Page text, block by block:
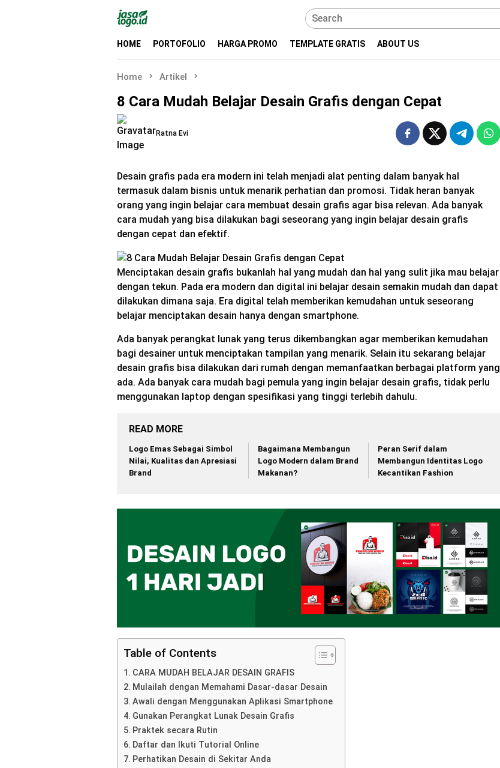
HOME PORTOFOLIO HARGA PROMO TEMPLATE GRATIS ABOUT US
Home Artikel
8 Cara Mudah Belajar Desain Grafis dengan Cepat
Ratna Evi
Desain grafis pada era modern ini telah menjadi alat penting dalam banyak hal
termasuk dalam bisnis untuk menarik perhatian dan promosi. Tidak heran banyak
orang yang ingin belajar cara membuat desain grafis agar bisa relevan. Ada banyak
cara mudah yang bisa dilakukan bagi seseorang yang ingin belajar desain grafis
dengan cepat dan efektif.
Menciptakan desain grafis bukanlah hal yang mudah dan hal yang sulit jika mau belajar
dengan tekun. Pada era modern dan digital ini belajar desain semakin mudah dan dapat
dilakukan dimana saja. Era digital telah memberikan kemudahan untuk seseorang
belajar menciptakan desain hanya dengan smartphone.
Ada banyak perangkat lunak yang terus dikembangkan agar memberikan kemudahan
bagi desainer untuk menciptakan tampilan yang menarik. Selain itu sekarang belajar
desain grafis bisa dilakukan dari rumah dengan memanfaatkan berbagai platform yang
ada. Ada banyak cara mudah bagi pemula yang ingin belajar desain grafis, tidak perlu
menggunakan laptop dengan spesifikasi yang tinggi terlebih dahulu.
READ MORE
Logo Emas Sebagai Simbol
Nilai, Kualitas dan Apresiasi
Brand
Bagaimana Membangun
Logo Modern dalam Brand
Makanan?
Peran Serif dalam
Membangun Identitas Logo
Kecantikan Fashion
Table of Contents
CARA MUDAH BELAJAR DESAIN GRAFIS
Mulailah dengan Memahami Dasar-dasar Desain
Awali dengan Menggunakan Aplikasi Smartphone
Gunakan Perangkat Lunak Desain Grafis
Praktek secara Rutin
Daftar dan Ikuti Tutorial Online
Perhatikan Desain di Sekitar Anda